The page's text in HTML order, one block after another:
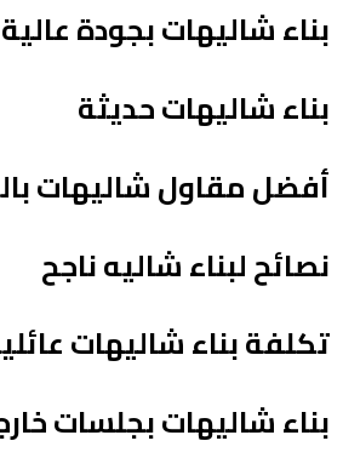
بناء شاليهات بجودة عالية
بناء شاليهات حديثة
أفضل مقاول شاليهات
نصائح لبناء شاليه ناجح
تكلفة بناء شاليهات
بناء شاليهات بجلسات